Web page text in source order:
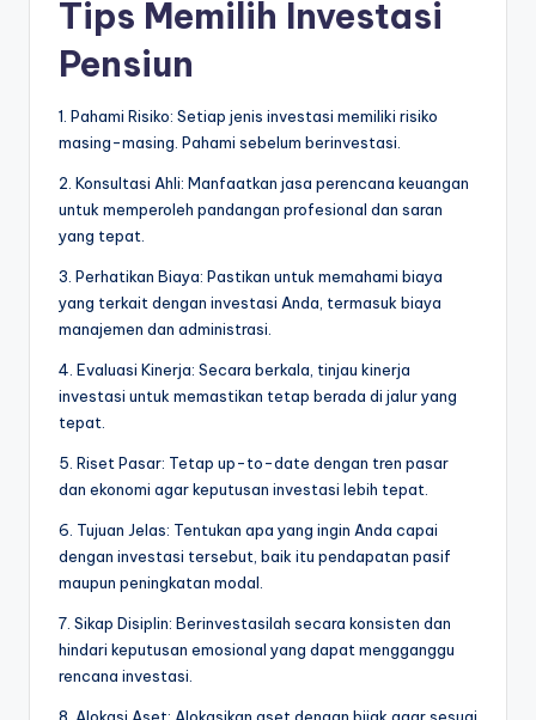
Tips Memilih Investasi
Pensiun
1. Pahami Risiko: Setiap jenis investasi memiliki risiko
masing-masing. Pahami sebelum berinvestasi.
2. Konsultasi Ahli: Manfaatkan jasa perencana keuangan
untuk memperoleh pandangan profesional dan saran
yang tepat.
3. Perhatikan Biaya: Pastikan untuk memahami biaya
yang terkait dengan investasi Anda, termasuk biaya
manajemen dan administrasi.
4. Evaluasi Kinerja: Secara berkala, tinjau kinerja
investasi untuk memastikan tetap berada di jalur yang
tepat.
5. Riset Pasar: Tetap up-to-date dengan tren pasar
dan ekonomi agar keputusan investasi lebih tepat.
6. Tujuan Jelas: Tentukan apa yang ingin Anda capai
dengan investasi tersebut, baik itu pendapatan pasif
maupun peningkatan modal.
7. Sikap Disiplin: Berinvestasilah secara konsisten dan
hindari keputusan emosional yang dapat mengganggu
rencana investasi.
8. Alokasi Aset: Alokasikan aset dengan bijak agar sesuai